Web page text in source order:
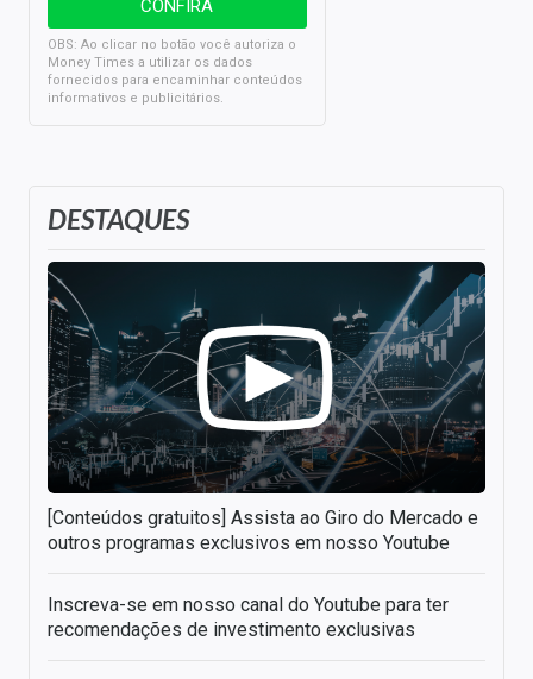
DESTAQUES
[Conteúdos gratuitos] Assista ao Giro do Mercado e
outros programas exclusivos em nosso Youtube
Inscreva-se em nosso canal do Youtube para ter
recomendações de investimento exclusivas
OBS: Ao clicar no botão você autoriza o
Money Times a utilizar os dados
fornecidos para encaminhar conteúdos
informativos e publicitários.